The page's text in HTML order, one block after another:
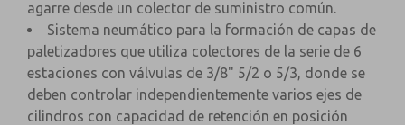
agarre desde un colector de suministro común.
Sistema neumático para la formación de capas de
paletizadores que utiliza colectores de la serie de 6
estaciones con válvulas de 3/8" 5/2 o 5/3, donde se
deben controlar independientemente varios ejes de
cilindros con capacidad de retención en posición